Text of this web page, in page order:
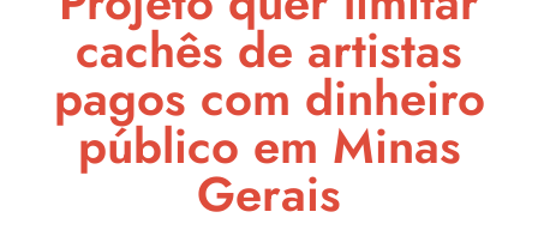
cachês de artistas
pagos com dinheiro
público em Minas
Gerais